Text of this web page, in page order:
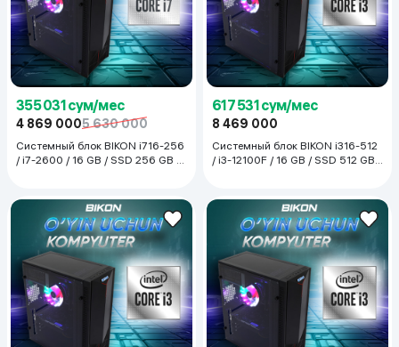
355 031 сум/мес
4 869 0005 630 000
Системный блок BIKON i716-256
/ i7-2600 / 16 GB / SSD 256 GB /
617 531 сум/мес
8 469 000
Системный блок BIKON i316-512
/ i3-12100F / 16 GB / SSD 512 GB /